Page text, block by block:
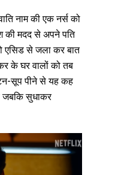
नाम की एक नर्स को
की मदद से अपने पति
एसिड से जला कर बात
के घर वालों को तब
सूप पीने से यह कह
जबकि सुधाकर